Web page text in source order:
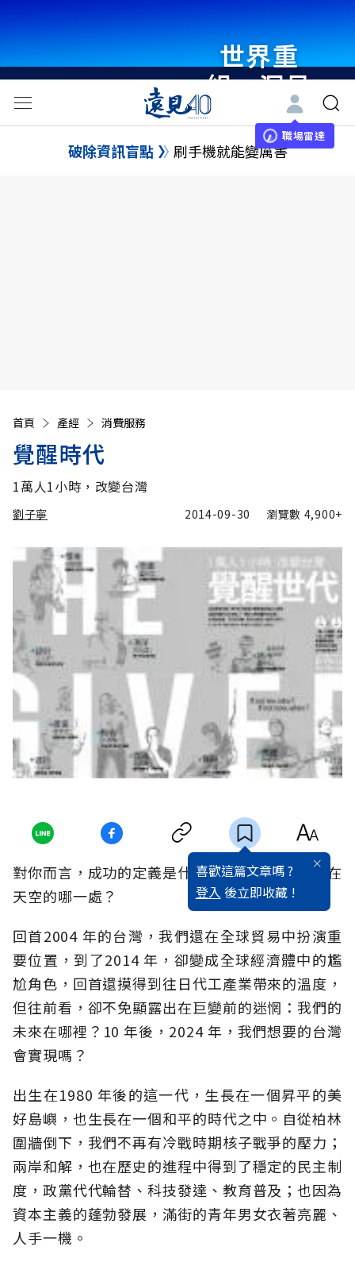
世界重
組・洞見
未來 與
世界領袖
職場雷達
破除資訊盲點 刷手機就能變厲害
首頁 產經 消費服務
覺醒時代
1萬人1小時，改變台灣
劉子寧 2014-09-30 瀏覽數 4,900+
喜歡這篇文章嗎 ?
登入 後立即收藏 !
對你而言，成功的定義是什麼？真正的幸福，又在
天空的哪一處？
回首2004 年的台灣，我們還在全球貿易中扮演重
要位置，到了2014 年，卻變成全球經濟體中的尷
尬角色，回首還摸得到往日代工產業帶來的溫度，
但往前看，卻不免顯露出在巨變前的迷惘：我們的
未來在哪裡？10 年後，2024 年，我們想要的台灣
會實現嗎？
出生在1980 年後的這一代，生長在一個昇平的美
好島嶼，也生長在一個和平的時代之中。自從柏林
圍牆倒下，我們不再有冷戰時期核子戰爭的壓力；
兩岸和解，也在歷史的進程中得到了穩定的民主制
度，政黨代代輪替、科技發達、教育普及；也因為
資本主義的蓬勃發展，滿街的青年男女衣著亮麗、
人手一機。